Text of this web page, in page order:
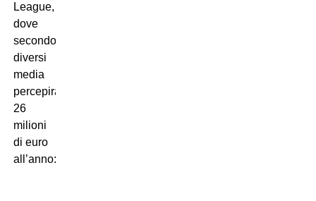
League,
dove
secondo
diversi
media
percepirà
26
milioni
di euro
all’anno: